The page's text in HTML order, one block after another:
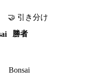
🤝 引き分け
勝者
Bonsai